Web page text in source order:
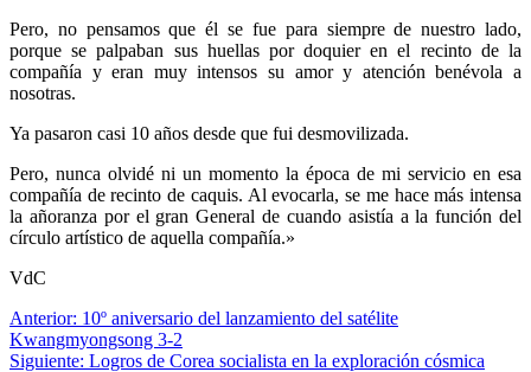
Pero, no pensamos que él se fue para siempre de nuestro lado,
porque se palpaban sus huellas por doquier en el recinto de la
compañía y eran muy intensos su amor y atención benévola a
nosotras.
Ya pasaron casi 10 años desde que fui desmovilizada.
Pero, nunca olvidé ni un momento la época de mi servicio en esa
compañía de recinto de caquis. Al evocarla, se me hace más intensa
la añoranza por el gran General de cuando asistía a la función del
círculo artístico de aquella compañía.»
VdC
Navegación
de
Anterior: 10º aniversario del lanzamiento del satélite
Kwangmyongsong 3-2
Siguiente: Logros de Corea socialista en la exploración cósmica